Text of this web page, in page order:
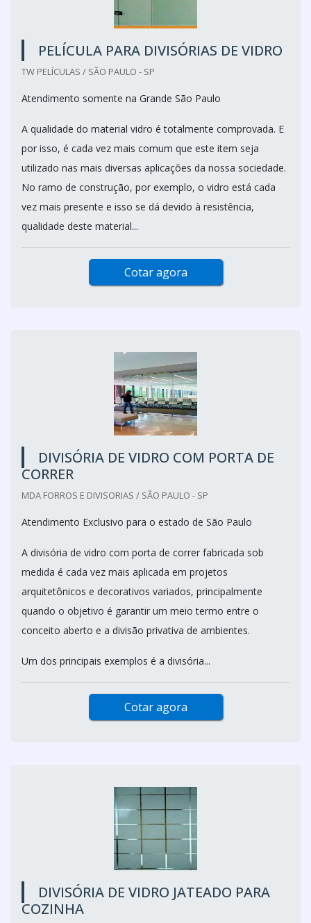
PELÍCULA PARA DIVISÓRIAS DE VIDRO
TW PELÍCULAS / SÃO PAULO - SP
Atendimento somente na Grande São Paulo
A qualidade do material vidro é totalmente comprovada. E
por isso, é cada vez mais comum que este item seja
utilizado nas mais diversas aplicações da nossa sociedade.
No ramo de construção, por exemplo, o vidro está cada
vez mais presente e isso se dá devido à resistência,
qualidade deste material...
Cotar agora
DIVISÓRIA DE VIDRO COM PORTA DE
CORRER
MDA FORROS E DIVISORIAS / SÃO PAULO - SP
Atendimento Exclusivo para o estado de São Paulo
A divisória de vidro com porta de correr fabricada sob
medida é cada vez mais aplicada em projetos
arquitetônicos e decorativos variados, principalmente
quando o objetivo é garantir um meio termo entre o
conceito aberto e a divisão privativa de ambientes.
Um dos principais exemplos é a divisória...
Cotar agora
DIVISÓRIA DE VIDRO JATEADO PARA
COZINHA